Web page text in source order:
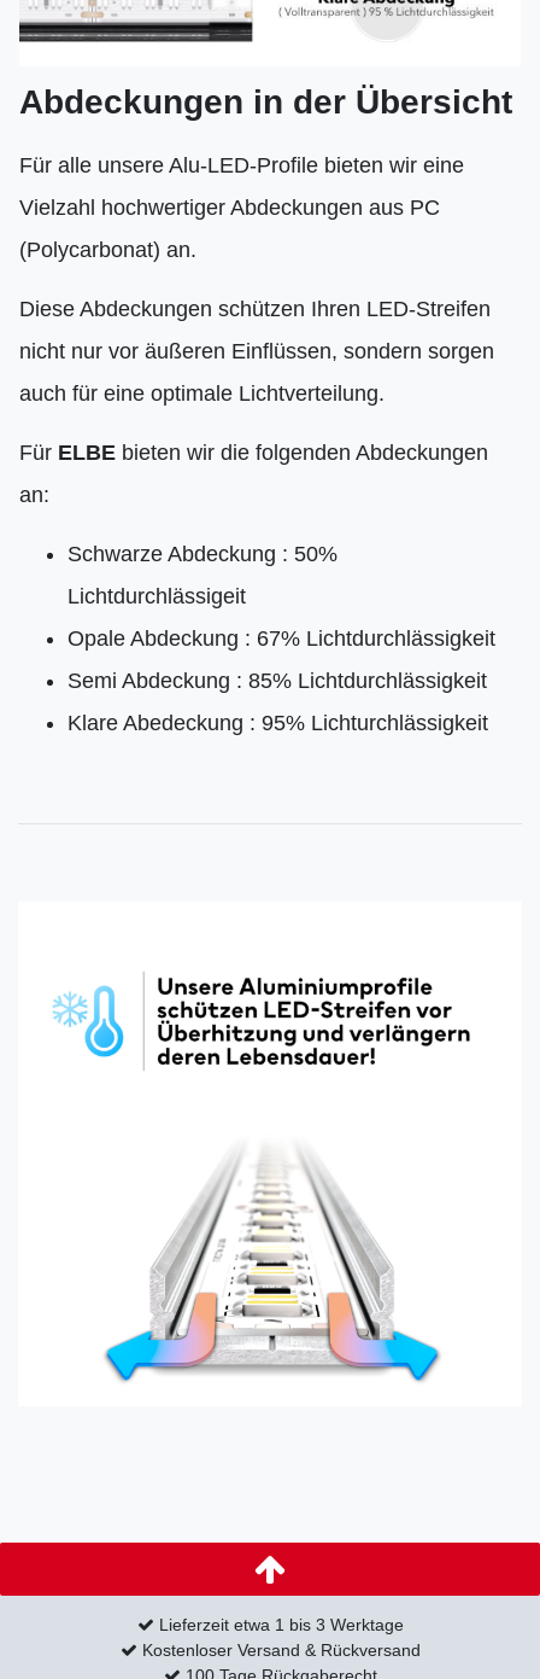
Abdeckungen in der Übersicht
Für alle unsere Alu-LED-Profile bieten wir eine
Vielzahl hochwertiger Abdeckungen aus PC
(Polycarbonat) an.
Diese Abdeckungen schützen Ihren LED-Streifen
nicht nur vor äußeren Einflüssen, sondern sorgen
auch für eine optimale Lichtverteilung.
Für ELBE bieten wir die folgenden Abdeckungen
an:
Schwarze Abdeckung : 50%
Lichtdurchlässigeit
Opale Abdeckung : 67% Lichtdurchlässigkeit
Semi Abdeckung : 85% Lichtdurchlässigkeit
Klare Abedeckung : 95% Lichturchlässigkeit
Lieferzeit etwa 1 bis 3 Werktage
Kostenloser Versand & Rückversand